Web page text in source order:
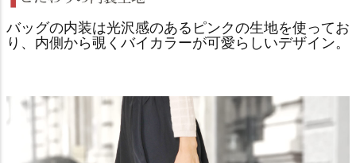
バッグの内装は光沢感のあるピンクの生地を使ってお
り、内側から覗くバイカラーが可愛らしいデザイン。